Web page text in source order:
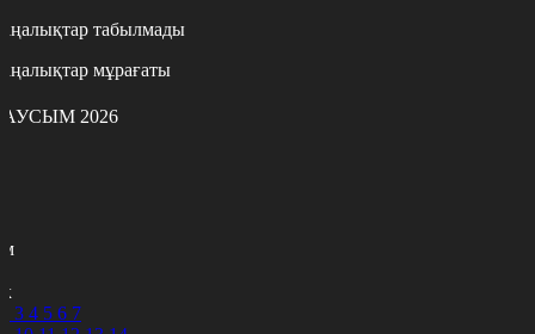
табылмады
мұрағаты
2026
3 4 5 6 7